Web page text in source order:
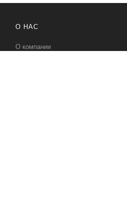
О НАС
О компании